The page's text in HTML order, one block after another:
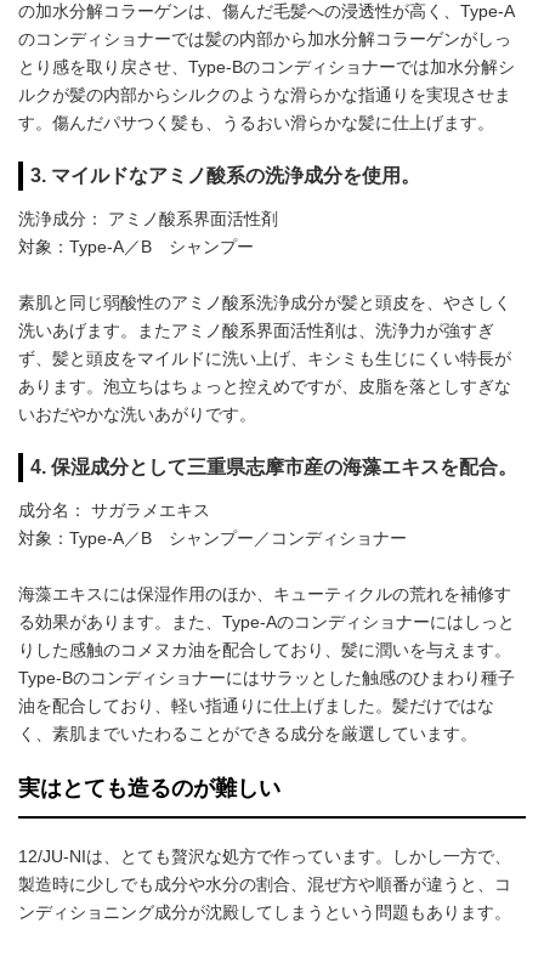
の加水分解コラーゲンは、傷んだ毛髪への浸透性が高く、Type-A
のコンディショナーでは髪の内部から加水分解コラーゲンがしっ
とり感を取り戻させ、Type-Bのコンディショナーでは加水分解シ
ルクが髪の内部からシルクのような滑らかな指通りを実現させま
す。傷んだパサつく髪も、うるおい滑らかな髪に仕上げます。
3. マイルドなアミノ酸系の洗浄成分を使用。
洗浄成分： アミノ酸系界面活性剤
対象：Type-A／B シャンプー
素肌と同じ弱酸性のアミノ酸系洗浄成分が髪と頭皮を、やさしく
洗いあげます。またアミノ酸系界面活性剤は、洗浄力が強すぎ
ず、髪と頭皮をマイルドに洗い上げ、キシミも生じにくい特長が
あります。泡立ちはちょっと控えめですが、皮脂を落としすぎな
いおだやかな洗いあがりです。
4. 保湿成分として三重県志摩市産の海藻エキスを配合。
成分名： サガラメエキス
対象：Type-A／B シャンプー／コンディショナー
海藻エキスには保湿作用のほか、キューティクルの荒れを補修す
る効果があります。また、Type-Aのコンディショナーにはしっと
りした感触のコメヌカ油を配合しており、髪に潤いを与えます。
Type-Bのコンディショナーにはサラッとした触感のひまわり種子
油を配合しており、軽い指通りに仕上げました。髪だけではな
く、素肌までいたわることができる成分を厳選しています。
実はとても造るのが難しい
12/JU-NIは、とても贅沢な処方で作っています。しかし一方で、
製造時に少しでも成分や水分の割合、混ぜ方や順番が違うと、コ
ンディショニング成分が沈殿してしまうという問題もあります。